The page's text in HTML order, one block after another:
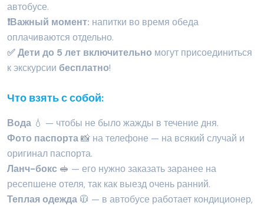
автобусе.
❗️Важный момент: напитки во время обеда
оплачиваются отдельно.
✅ Дети до 5 лет включительно могут присоединиться
к экскурсии бесплатно!
Что взять с собой:
Вода 💧 — чтобы не было жажды в течение дня.
Фото паспорта📸 на телефоне — на всякий случай и
оригинал паспорта.
Ланч-бокс 🥪 — его нужно заказать заранее на
ресепшене отеля, так как выезд очень ранний.
Теплая одежда 🧥 — в автобусе работает кондиционер,